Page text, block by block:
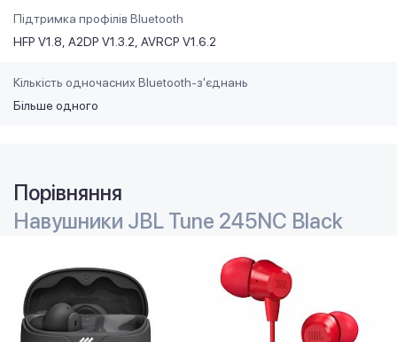
Підтримка профілів Bluetooth
HFP V1.8 A2DP V1.3.2 AVRCP V1.6.2
Кількість одночасних Bluetooth-з'єднань
Більше одного
Порівняння
Навушники JBL Tune 245NC Black